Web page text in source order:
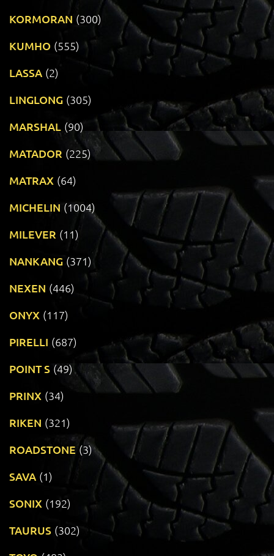
KORMORAN (300)
KUMHO (555)
LASSA (2)
LINGLONG (305)
MARSHAL (90)
MATADOR (225)
MATRAX (64)
MICHELIN (1004)
MILEVER (11)
NANKANG (371)
NEXEN (446)
ONYX (117)
PIRELLI (687)
POINT S (49)
PRINX (34)
RIKEN (321)
ROADSTONE (3)
SAVA (1)
SONIX (192)
TAURUS (302)